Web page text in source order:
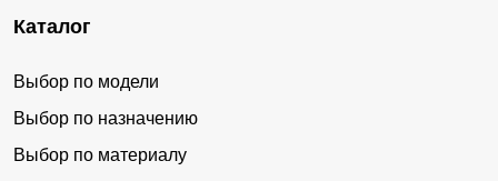
Каталог
Выбор по модели
Выбор по назначению
Выбор по материалу